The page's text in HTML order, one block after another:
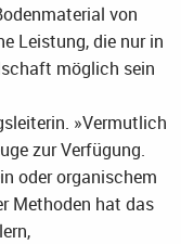
von
Leistung, die nur in
möglich sein
»Vermutlich
zur Verfügung.
oder organischem
Methoden hat das